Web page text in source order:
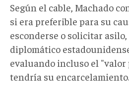
Según el cable, Machado
si era preferible para su
esconderse o solicitar asilo,
diplomático
evaluando incluso el
tendría su encarcelamiento.